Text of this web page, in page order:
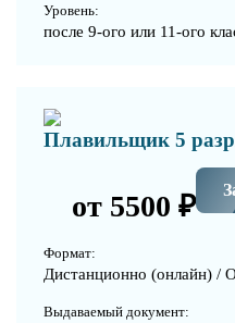
Уровень:
после 9-ого или 11-ого
Плавильщик 5
от 5500 ₽
Формат:
Дистанционно (онлайн) /
Выдаваемый документ: